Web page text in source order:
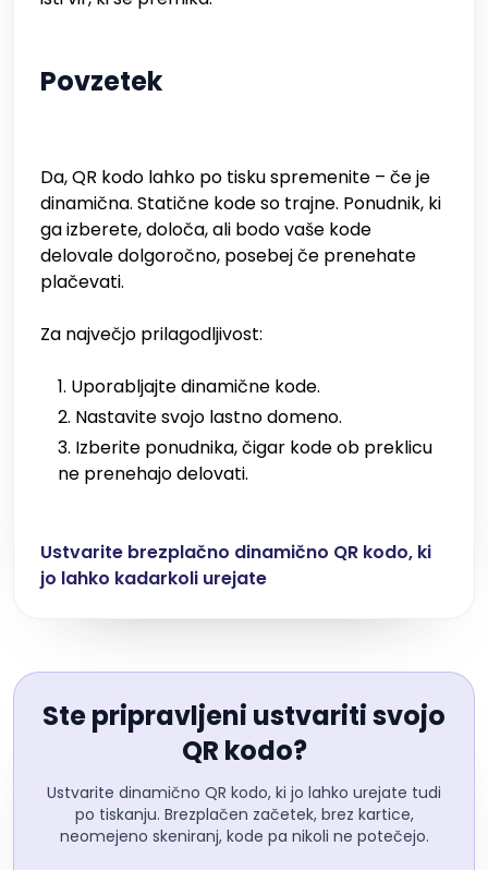
Povzetek
Da, QR kodo lahko po tisku spremenite – če je
dinamična. Statične kode so trajne. Ponudnik, ki
ga izberete, določa, ali bodo vaše kode
delovale dolgoročno, posebej če prenehate
plačevati.
Za največjo prilagodljivost:
Uporabljajte dinamične kode.
Nastavite svojo lastno domeno.
Izberite ponudnika, čigar kode ob preklicu
ne prenehajo delovati.
Ustvarite brezplačno dinamično QR kodo, ki
jo lahko kadarkoli urejate
Ste pripravljeni ustvariti svojo
QR kodo?
Ustvarite dinamično QR kodo, ki jo lahko urejate tudi
po tiskanju. Brezplačen začetek, brez kartice,
neomejeno skeniranj, kode pa nikoli ne potečejo.